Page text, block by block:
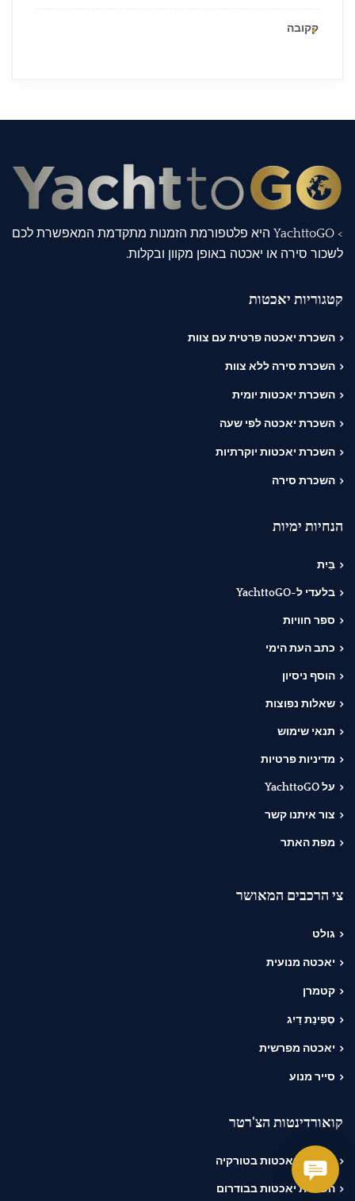
קקובה
> YachttoGO היא פלטפורמת הזמנות מתקדמת המאפשרת לכם
לשכור סירה או יאכטה באופן מקוון ובקלות.
קטגוריות יאכטות
השכרת יאכטה פרטית עם צוות
השכרת סירה ללא צוות
השכרת יאכטות יומית
השכרת יאכטה לפי שעה
השכרת יאכטות יוקרתיות
השכרת סירה
הנחיות ימיות
בַּיִת
בלעדי ל-YachttoGO
ספר חוויות
כתב העת הימי
הוסף ניסיון
שאלות נפוצות
תנאי שימוש
מדיניות פרטיות
על YachttoGO
צור איתנו קשר
מפת האתר
צי הרכבים המאושר
גולט
יאכטה מנועית
קטמרן
סְפִינַת דַיִג
יאכטה מפרשית
סייר מנוע
קואורדינטות הצ'רטר
השכרת יאכטות בטורקיה
השכרת יאכטות בבודרום